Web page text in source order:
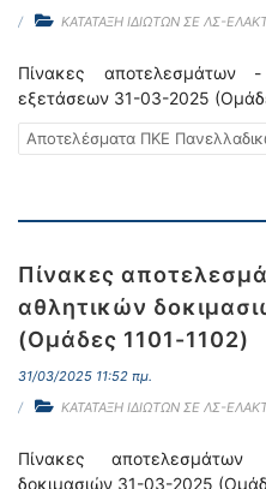
ΚΑΤΑΤΑΞΗ ΙΔΙΩΤΩΝ ΣΕ ΛΣ-
Πίνακες αποτελεσμάτων -
εξετάσεων 31-03-2025
Αποτελέσματα ΠΚΕ
Πίνακες
αθλητικών
(Oμάδες 1101-1102)
31/03/2025 11:52 πμ.
ΚΑΤΑΤΑΞΗ ΙΔΙΩΤΩΝ ΣΕ ΛΣ-
Πίνακες
δοκιμασιών 31-03-2025